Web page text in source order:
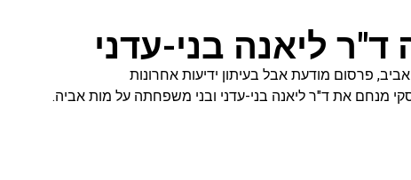
ליאנה בני-עדני
, פרסום מודעת אבל בעיתון ידיעות אחרונות
מנחם את ד"ר ליאנה בני-עדני ובני משפחתה על מות אביה.